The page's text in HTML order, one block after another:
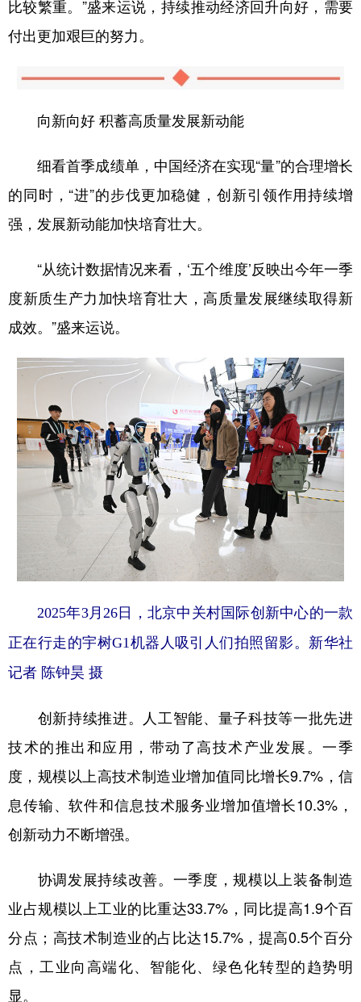
比较繁重。”盛来运说，持续推动经济回升向好，需要
付出更加艰巨的努力。
向新向好 积蓄高质量发展新动能
细看首季成绩单，中国经济在实现“量”的合理增长
的同时，“进”的步伐更加稳健，创新引领作用持续增
强，发展新动能加快培育壮大。
“从统计数据情况来看，‘五个维度’反映出今年一季
度新质生产力加快培育壮大，高质量发展继续取得新
成效。”盛来运说。
2025年3月26日，北京中关村国际创新中心的一款
正在行走的宇树G1机器人吸引人们拍照留影。新华社
记者 陈钟昊 摄
创新持续推进。人工智能、量子科技等一批先进
技术的推出和应用，带动了高技术产业发展。一季
度，规模以上高技术制造业增加值同比增长9.7%，信
息传输、软件和信息技术服务业增加值增长10.3%，
创新动力不断增强。
协调发展持续改善。一季度，规模以上装备制造
业占规模以上工业的比重达33.7%，同比提高1.9个百
分点；高技术制造业的占比达15.7%，提高0.5个百分
点，工业向高端化、智能化、绿色化转型的趋势明
显。